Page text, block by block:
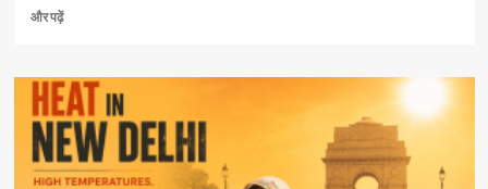
और
और पढ़ेंकल
दिल्ली,
हरियाणा,
राजस्थान,
पंजाब
और
उत्तर